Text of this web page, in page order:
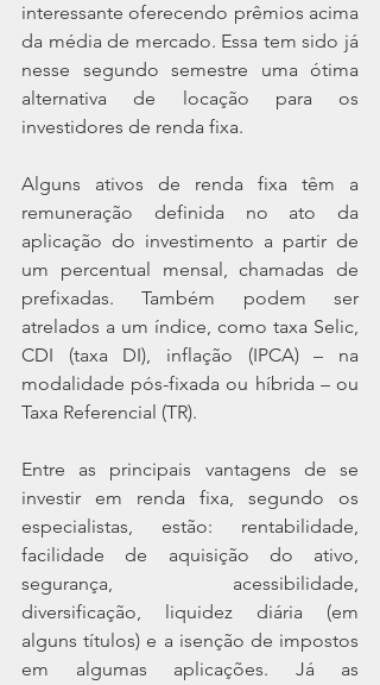
interessante oferecendo prêmios acima
da média de mercado. Essa tem sido já
nesse segundo semestre uma ótima
alternativa de locação para os
investidores de renda fixa.
Alguns ativos de renda fixa têm a
remuneração definida no ato da
aplicação do investimento a partir de
um percentual mensal, chamadas de
prefixadas. Também podem ser
atrelados a um índice, como taxa Selic,
CDI (taxa DI), inflação (IPCA) – na
modalidade pós-fixada ou híbrida – ou
Taxa Referencial (TR).
Entre as principais vantagens de se
investir em renda fixa, segundo os
especialistas, estão: rentabilidade,
facilidade de aquisição do ativo,
segurança, acessibilidade,
diversificação, liquidez diária (em
alguns títulos) e a isenção de impostos
em algumas aplicações. Já as